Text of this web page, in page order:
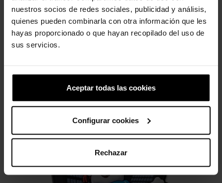
nuestros socios de redes sociales, publicidad y análisis,
quienes pueden combinarla con otra información que les
hayas proporcionado o que hayan recopilado del uso de
sus servicios.
Aceptar todas las cookies
Configurar cookies
Rechazar
4,99 € 3,99 € 4,99 € 3,99 €
1 outro produto na mesma categoria:
-20%